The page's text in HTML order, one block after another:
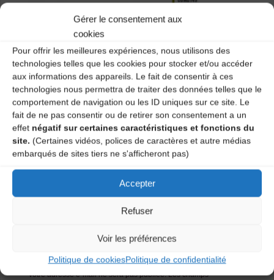
Gérer le consentement aux
cookies
Pour offrir les meilleures expériences, nous utilisons des
technologies telles que les cookies pour stocker et/ou accéder
aux informations des appareils. Le fait de consentir à ces
technologies nous permettra de traiter des données telles que le
comportement de navigation ou les ID uniques sur ce site. Le
fait de ne pas consentir ou de retirer son consentement a un
effet négatif sur certaines caractéristiques et fonctions du
site. (Certaines vidéos, polices de caractères et autre médias
embarqués de sites tiers ne s'afficheront pas)
Accepter
Refuser
Voir les préférences
Politique de cookiesPolitique de confidentialité
Retour sur l’Assemblée Générale du
CDMDT43 !
Bal pour enfants, Concert et Bal Acoustique
commentaire
Votre adresse e-mail ne sera pas publiée. Les champs